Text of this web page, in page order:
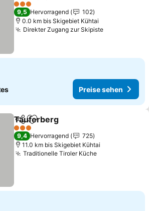
3 Sterne
9,5 Hervorragend
102
0.0 km bis Skigebiet Kühtai
Direkter Zugang zur Skipiste
Preise sehen
TeilenZu Favoriten hinzufügen
Tauferberg
3 Sterne
9,4 Hervorragend
725
11.0 km bis Skigebiet Kühtai
Traditionelle Tiroler Küche